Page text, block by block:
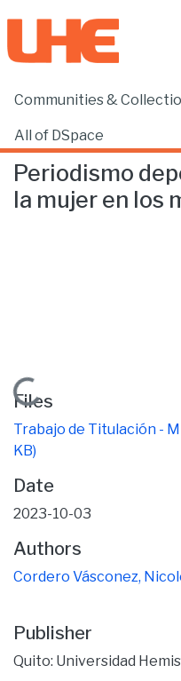
Communities &
All of DSpace
Statistics
Home
Periodismo
la mujer en los
Loading...
Files
Trabajo de Titulación -
KB)
Date
2023-10-03
Authors
Cordero Vásconez,
Publisher
Quito: Universidad